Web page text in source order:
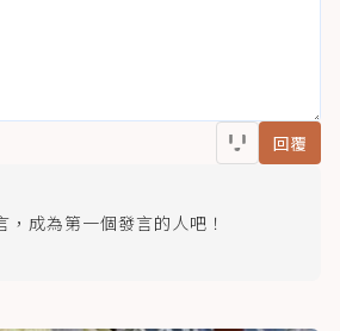
回覆
，成為第一個發言的人吧！